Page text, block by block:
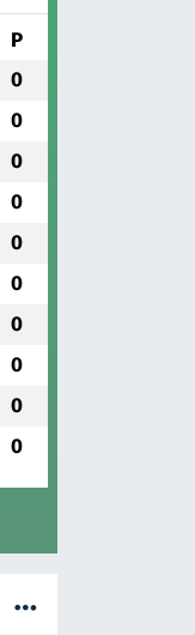
P
0
0
0
0
0
0
0
0
0
0